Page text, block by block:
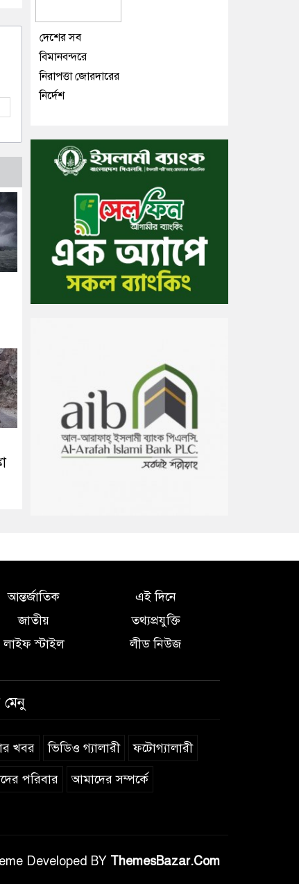
দেশের সব
বিমানবন্দরে
নিরাপত্তা জোরদারের
নির্দেশ
আন্তর্জাতিক
এই দিনে
জাতীয়
তথ্যপ্রযুক্তি
লাইফ স্টাইল লীড নিউজ
মেনু
খবর ভিডিও গ্যালারী ফটোগ্যালারী
পরিবার আমাদের সম্পর্কে
Developed BY ThemesBazar.Com